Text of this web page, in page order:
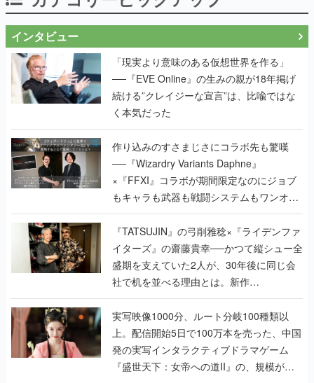
インタビュー
「現実より意味のある仮想世界を作る」
──『EVE Online』の生みの親が18年掲げ
続ける”クレイジーな宣言”は、比喩ではな
く本気だった
作り込みのすさまじさにコラボ先も驚嘆
──『Wizardry Variants Daphne』
×『FFXI』コラボが期間限定なのにジョブ
もキャラも武器も戦闘システムもワンオフ
で作り込まれた理由を両ディレクターに聞
く
『TATSUJIN』の弓削雅稔×『ライデンファ
イターズ』の齋藤貴幸──かつて縦シュー全
盛期を支えていた2人が、30年後に同じ会
社で机を並べる理由とは。新作
『TATSUJIN EXTREME』で初タッグを組
んだレジェンド2人に訊く開発秘話
実写映像1000分、ルート分岐100種類以
上。配信開始5日で100万本を売った、中国
発の実写インタラクティブドラマゲーム
『盛世天下：女帝への道II』の、規模が違